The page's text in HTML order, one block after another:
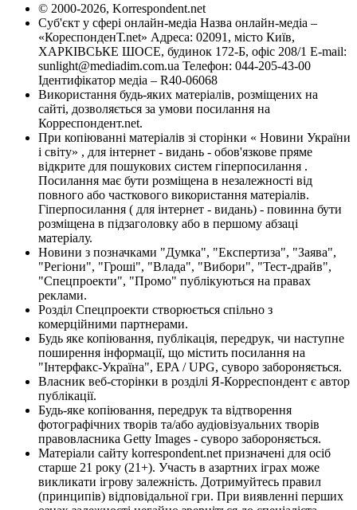
© 2000-2026, Korrespondent.net
Суб'єкт у сфері онлайн-медіа Назва онлайн-медіа –
«КореспонденТ.net» Адреса: 02091, місто Київ,
ХАРКІВСЬКЕ ШОСЕ, будинок 172-Б, офіс 208/1 E-mail:
sunlight@mediadim.com.ua Телефон: 044-205-43-00
Ідентифікатор медіа – R40-06068
Використання будь-яких матеріалів, розміщених на
сайті, дозволяється за умови посилання на
Корреспондент.net.
При копіюванні матеріалів зі сторінки « Новини України
і світу» , для інтернет - видань - обов'язкове пряме
відкрите для пошукових систем гіперпосилання .
Посилання має бути розміщена в незалежності від
повного або часткового використання матеріалів.
Гіперпосилання ( для інтернет - видань) - повинна бути
розміщена в підзаголовку або в першому абзаці
матеріалу.
Новини з позначками "Думка", "Експертиза", "Заява",
"Регіони", "Гроші", "Влада", "Вибори", "Тест-драйв",
"Спецпроекти", "Промо" публікуються на правах
реклами.
Розділ Спецпроекти створюється спільно з
комерційними партнерами.
Будь яке копіювання, публікація, передрук, чи наступне
поширення інформації, що містить посилання на
"Інтерфакс-Україна", EPA / UPG, суворо забороняється.
Власник веб-сторінки в розділі Я-Корреспондент є автор
публікації.
Будь-яке копіювання, передрук та відтворення
фотографічних творів та/або аудіовізуальних творів
правовласника Getty Images - суворо забороняється.
Матеріали сайту korrespondent.net призначені для осіб
старше 21 року (21+). Участь в азартних іграх може
викликати ігрову залежність. Дотримуйтесь правил
(принципів) відповідальної гри. При виявленні перших